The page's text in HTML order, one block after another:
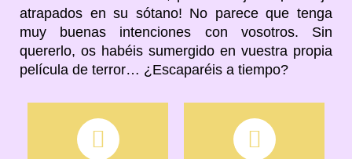
atrapados en su sótano! No parece que tenga
muy buenas intenciones con vosotros. Sin
quererlo, os habéis sumergido en vuestra propia
película de terror… ¿Escaparéis a tiempo?